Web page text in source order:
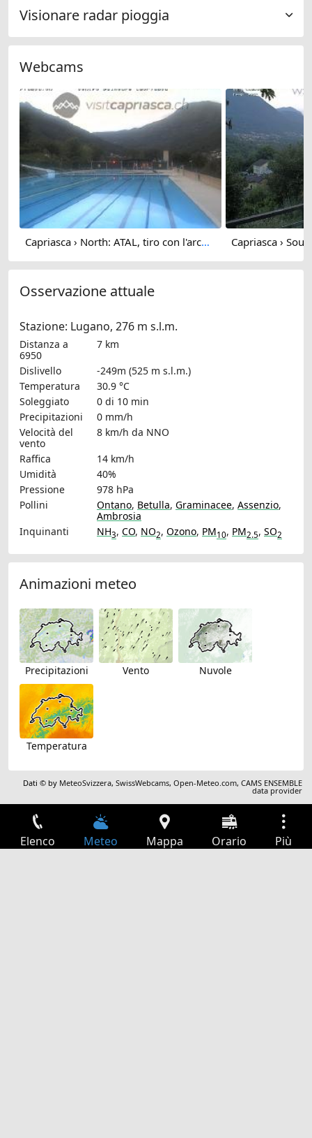
Visionare radar pioggia
Webcams
Capriasca › North: ATAL, tiro con l'arco - Centro balneare Capriasca - Arena sportiva Capriasca - Parco Melontano
Osservazione attuale
Stazione: Lugano, 276 m s.l.m.
Distanza a
6950
7 km
Dislivello
-249m (525 m s.l.m.)
Temperatura
30.9 °C
Soleggiato
0 di 10 min
Precipitazioni
0 mm/h
Velocità del
vento
8 km/h da NNO
Raffica
14 km/h
Umidità
40%
Pressione
978 hPa
Pollini
Ontano, Betulla, Graminacee, Assenzio,
Ambrosia
Inquinanti
NH3, CO, NO2, Ozono, PM10, PM2.5, SO2
Animazioni meteo
Precipitazioni Vento Nuvole
Temperatura
Dati © by MeteoSvizzera,SwissWebcams,Open-Meteo.com,CAMS ENSEMBLE
data provider
Elenco Meteo Mappa Orario Più